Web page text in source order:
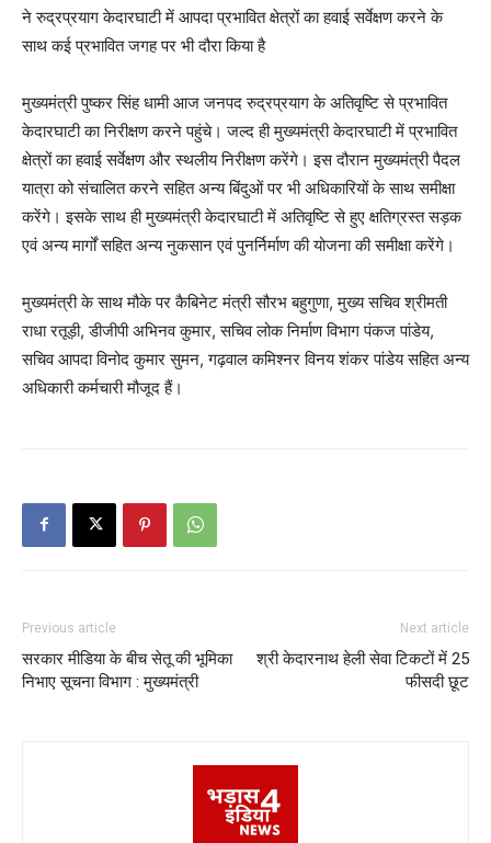
ने रुद्रप्रयाग केदारघाटी में आपदा प्रभावित क्षेत्रों का हवाई सर्वेक्षण करने के
साथ कई प्रभावित जगह पर भी दौरा किया है
मुख्यमंत्री पुष्कर सिंह धामी आज जनपद रुद्रप्रयाग के अतिवृष्टि से प्रभावित
केदारघाटी का निरीक्षण करने पहुंचे। जल्द ही मुख्यमंत्री केदारघाटी में प्रभावित
क्षेत्रों का हवाई सर्वेक्षण और स्थलीय निरीक्षण करेंगे। इस दौरान मुख्यमंत्री पैदल
यात्रा को संचालित करने सहित अन्य बिंदुओं पर भी अधिकारियों के साथ समीक्षा
करेंगे। इसके साथ ही मुख्यमंत्री केदारघाटी में अतिवृष्टि से हुए क्षतिग्रस्त सड़क
एवं अन्य मार्गों सहित अन्य नुकसान एवं पुनर्निर्माण की योजना की समीक्षा करेंगे।
मुख्यमंत्री के साथ मौके पर कैबिनेट मंत्री सौरभ बहुगुणा, मुख्य सचिव श्रीमती
राधा रतूड़ी, डीजीपी अभिनव कुमार, सचिव लोक निर्माण विभाग पंकज पांडेय,
सचिव आपदा विनोद कुमार सुमन, गढ़वाल कमिश्नर विनय शंकर पांडेय सहित अन्य
अधिकारी कर्मचारी मौजूद हैं।
Previous article
सरकार मीडिया के बीच सेतू की भूमिका
निभाए सूचना विभाग : मुख्यमंत्री
Next article
श्री केदारनाथ हेली सेवा टिकटों में 25
फीसदी छूट